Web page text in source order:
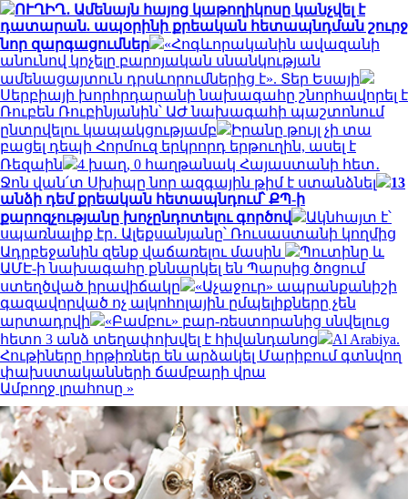
ՈՒՂԻՂ․ Ամենայն հայոց կաթողիկոսը կանչվել է
դատարան. ապօրինի քրեական հետապնդման շուրջ
նոր զարգացումներ
«Հոգևորականին ավազանի
անունով կոչելը բարոյական սնանկության
ամենացայտուն դրսևորումներից է». Տեր Եսայի
Սերբիայի խորհրդարանի նախագահը շնորհավորել է
Ռուբեն Ռուբինյանին՝ ԱԺ նախագահի պաշտոնում
ընտրվելու կապակցությամբ
Իրանը թույլ չի տա
բացել դեպի Հորմուզ երկրորդ երթուղին, ասել է
Ռեզաին
4 խաղ, 0 հաղթանակ Հայաստանի հետ․
Ջոն վան՛տ Սխիպը նոր ազգային թիմ է ստանձնել
13
անձի դեմ քրեական հետապնդում՝ ՔՊ-ի
քարոզչությանը խոչընդոտելու գործով
Ակնհայտ է՝
սպառնալիք էր․ Ալեքսանյանը՝ Ռուսաստանի կողմից
Ադրբեջանին զենք վաճառելու մասին
Պուտինը և
ԱՄԷ-ի նախագահը քննարկել են Պարսից ծոցում
ստեղծված իրավիճակը
«Աչաջուր» ապրանքանիշի
գազավորված ոչ ալկոհոլային ըմպելիքները չեն
արտադրվի
«Բամբու» բար-ռեստորանից սնվելուց
հետո 3 անձ տեղափոխվել է հիվանդանոց
Al Arabiya.
Հութիները հրթիռներ են արձակել Մարիբում գտնվող
փախստականների ճամբարի վրա
Ամբողջ լրահոսը »